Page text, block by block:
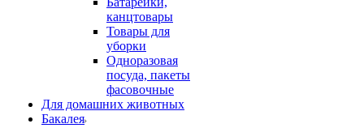
канцтовары
Товары для
уборки
Одноразовая
посуда, пакеты
фасовочные
Для домашних животных
Бакалея